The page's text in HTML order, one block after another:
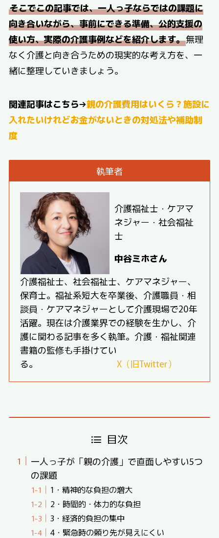
そこでこの記事では、一人っ子ならではの課題に
向き合いながら、事前にできる準備、公的支援の
使い方、実際の介護事例などを紹介します。無理
なく介護と向き合うための現実的な考え方を、一
緒に整理していきましょう。
関連記事はこちら→親の介護費用はいくら？施設に
入れたいけれどお金がないときの対処法や補助制
度
執筆者
介護福祉士・ケアマ
ネジャー・社会福祉
士
中谷ミホさん
介護福祉士、社会福祉士、ケアマネジャー、
保育士。福祉系短大を卒業後、介護職員・相
談員・ケアマネジャーとして介護現場で20年
活躍。現在は介護業界での経験を生かし、介
護に関わる記事を多く執筆。介護・福祉関連
書籍の監修も手掛けてい
る。X（旧Twitter）
目次
一人っ子が「親の介護」で直面しやすい5つ
の課題
1・精神的な負担の増大
2・時間的・体力的な負担
3・経済的負担の集中
4・緊急時の頼り先が見えにくい